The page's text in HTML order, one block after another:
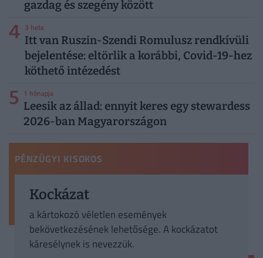
gazdag és szegény között
4 3 hete
Itt van Ruszin-Szendi Romulusz rendkívüli
bejelentése: eltörlik a korábbi, Covid-19-hez
köthető intézedést
5 1 hónapja
Leesik az állad: ennyit keres egy stewardess
2026-ban Magyarországon
PÉNZÜGYI KISOKOS
Kockázat
a kártokozó véletlen események
bekövetkezésének lehetősége. A kockázatot
káresélynek is nevezzük.